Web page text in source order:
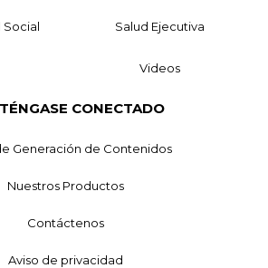
Social Salud Ejecutiva
Videos
CONECTADO
Generación de Contenidos
Nuestros Productos
Contáctenos
Aviso de privacidad